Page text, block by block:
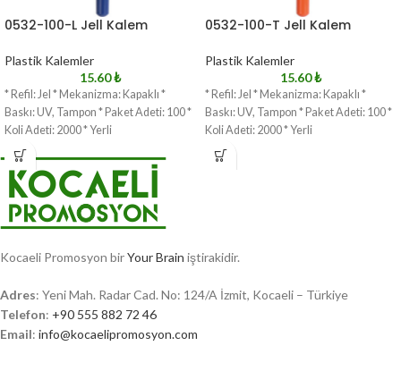
0532-100-L Jell Kalem
Plastik Kalemler
15.60₺
* Refil: Jel * Mekanizma: Kapaklı *
Baskı: UV, Tampon * Paket Adeti: 100 *
Koli Adeti: 2000 * Yerli
0532-100-T Jell Kalem
Plastik Kalemler
15.60₺
* Refil: Jel * Mekanizma: Kapaklı *
Baskı: UV, Tampon * Paket Adeti: 100 *
Koli Adeti: 2000 * Yerli
Kocaeli Promosyon birYour Brain iştirakidir.
Adres: Yeni Mah. Radar Cad. No: 124/A İzmit, Kocaeli – Türkiye
Telefon: +90 555 882 72 46
Email: info@kocaelipromosyon.com